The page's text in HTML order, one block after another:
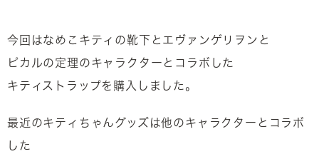
今回はなめこキティの靴下とエヴァンゲリヲンと
ピカルの定理のキャラクターとコラボした
キティストラップを購入しました。
最近のキティちゃんグッズは他のキャラクターとコラボ
した